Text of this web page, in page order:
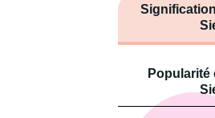
Popularité